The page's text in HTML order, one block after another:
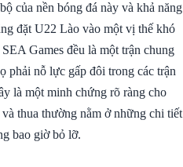
của nền bóng đá này và khả năng
đặt U22 Lào vào một vị thế khó
Games đều là một trận chung
phải nỗ lực gấp đôi trong các trận
là một minh chứng rõ ràng cho
thua thường nằm ở những chi tiết
bao giờ bỏ lỡ.